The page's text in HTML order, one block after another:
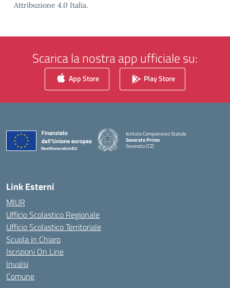
Attribuzione 4.0 Italia.
Scarica la nostra app ufficiale su:
App Store Play Store
Istituto Comprensivo Statale
Soverato Primo
Soverato (CZ)
Link Esterni
MIUR
Ufficio Scolastico Regionale
Ufficio Scolastico Territoriale
Scuola in Chiaro
Iscrizioni On Line
Invalsi
Comune